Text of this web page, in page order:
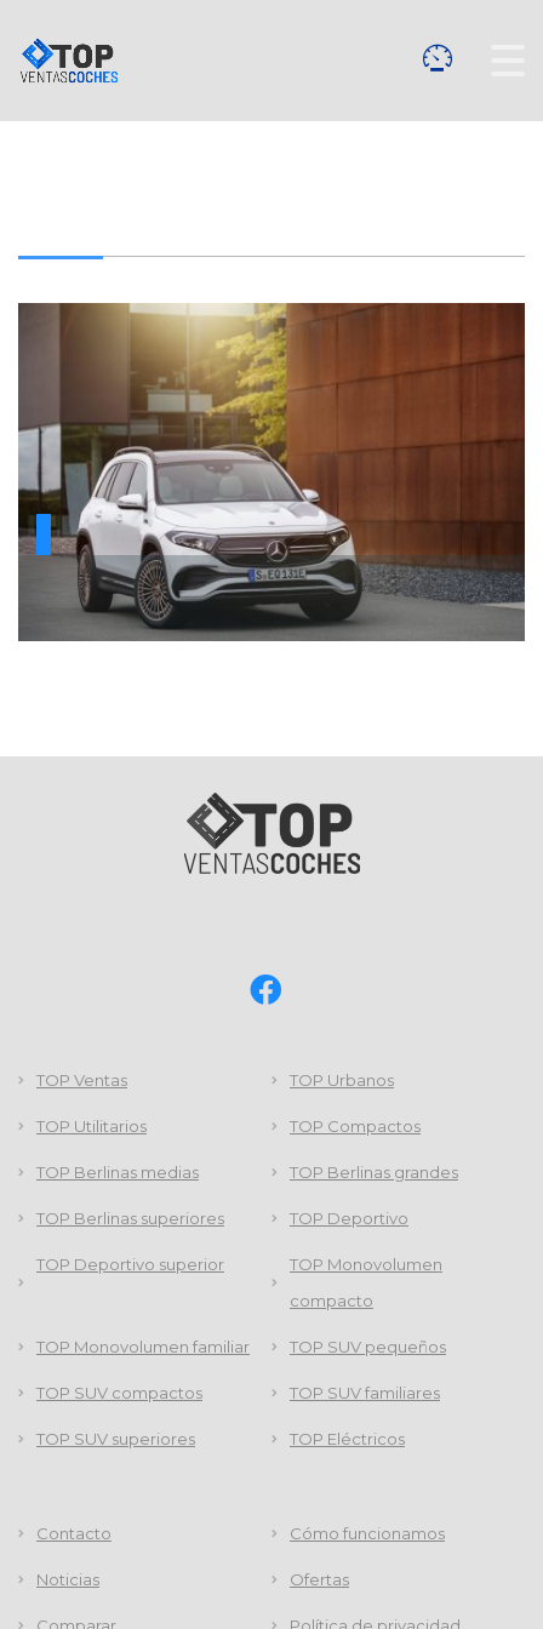
TOP Ventas TOP Urbanos
TOP Utilitarios TOP Compactos
TOP Berlinas medias TOP Berlinas grandes
TOP Berlinas superiores TOP Deportivo
TOP Deportivo superior
TOP Monovolumen
compacto
TOP Monovolumen familiar TOP SUV pequeños
TOP SUV compactos TOP SUV familiares
TOP SUV superiores TOP Eléctricos
Contacto Cómo funcionamos
Noticias Ofertas